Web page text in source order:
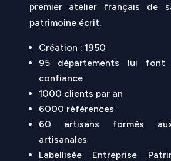
premier atelier français de
patrimoine écrit.
Création : 1950
95 départements lui font
confiance
1000 clients par an
6000 références
60 artisans formés
artisanales
Labellisée Entreprise